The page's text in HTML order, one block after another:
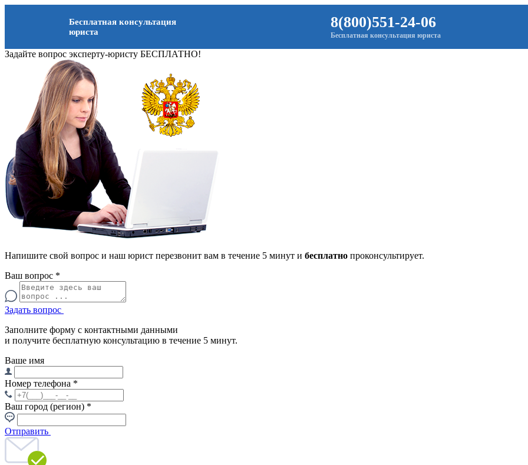
Бесплатная консультация
юриста
8(800)551-24-06
Бесплатная консультация юриста
Задайте вопрос эксперту-юристу БЕСПЛАТНО!
Напишите свой вопрос и наш юрист перезвонит вам в течение 5 минут и бесплатно проконсультирует.
Ваш вопрос *
Задать вопрос
Заполните форму с контактными данными
и получите бесплатную консультацию в течение 5 минут.
Ваше имя
Номер телефона *
Ваш город (регион) *
Отправить